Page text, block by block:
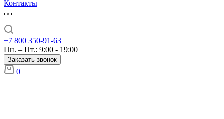
Контакты
+7 800 350-91-63
Пн. – Пт.: 9:00 - 19:00
Заказать звонок
0